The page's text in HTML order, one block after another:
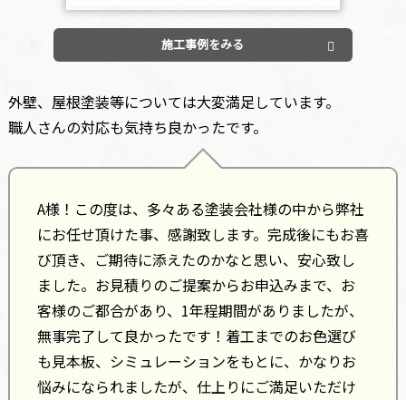
施工事例をみる
外壁、屋根塗装等については大変満足しています。
職人さんの対応も気持ち良かったです。
A様！この度は、多々ある塗装会社様の中から弊社
にお任せ頂けた事、感謝致します。完成後にもお喜
び頂き、ご期待に添えたのかなと思い、安心致し
ました。お見積りのご提案からお申込みまで、お
客様のご都合があり、1年程期間がありましたが、
無事完了して良かったです！着工までのお色選び
も見本板、シミュレーションをもとに、かなりお
悩みになられましたが、仕上りにご満足いただけ